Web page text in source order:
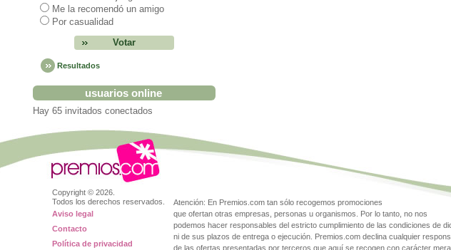
Me la recomendó un amigo
Por casualidad
Resultados
usuarios online
Hay 65 invitados conectados
Copyright © 2026.
Todos los derechos reservados.
Aviso legal
Contacto
Política de privacidad
Atención: En Premios.com tan sólo recogemos promociones
que ofertan otras empresas, personas u organismos. Por lo tanto, no nos
podemos hacer responsables del estricto cumplimiento de las condiciones de
ni de sus plazos de entrega o ejecución. Premios.com declina cualquier
de las ofertas presentadas por terceros que aquí se recogen con carácter